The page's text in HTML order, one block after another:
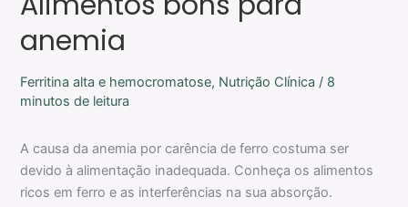
anemia
Ferritina alta e hemocromatose, Nutrição Clínica / 8
minutos de leitura
A causa da anemia por carência de ferro costuma ser
devido à alimentação inadequada. Conheça os alimentos
ricos em ferro e as interferências na sua absorção.